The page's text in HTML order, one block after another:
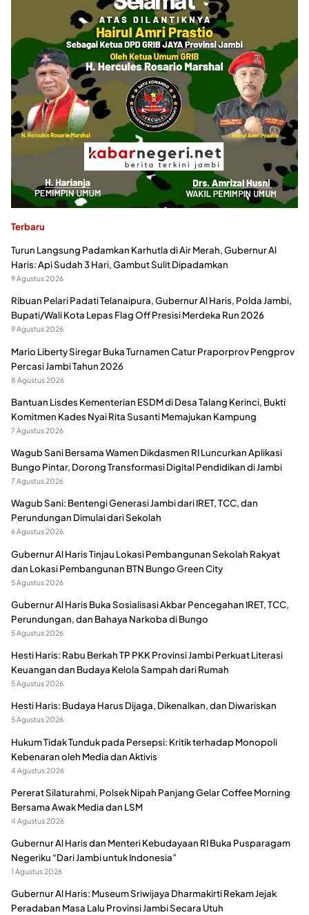
Terbaru
Turun Langsung Padamkan Karhutla di Air Merah, Gubernur Al
Haris: Api Sudah 3 Hari, Gambut Sulit Dipadamkan
9 Agustus 2026
Ribuan Pelari Padati Telanaipura, Gubernur Al Haris, Polda Jambi,
Bupati/Wali Kota Lepas Flag Off Presisi Merdeka Run 2026
9 Agustus 2026
Mario Liberty Siregar Buka Turnamen Catur Praporprov Pengprov
Percasi Jambi Tahun 2026
8 Agustus 2026
Bantuan Lisdes Kementerian ESDM di Desa Talang Kerinci, Bukti
Komitmen Kades Nyai Rita Susanti Memajukan Kampung
7 Agustus 2026
Wagub Sani Bersama Wamen Dikdasmen RI Luncurkan Aplikasi
Bungo Pintar, Dorong Transformasi Digital Pendidikan di Jambi
7 Agustus 2026
Wagub Sani: Bentengi Generasi Jambi dari IRET, TCC, dan
Perundungan Dimulai dari Sekolah
6 Agustus 2026
Gubernur Al Haris Tinjau Lokasi Pembangunan Sekolah Rakyat
dan Lokasi Pembangunan BTN Bungo Green City
5 Agustus 2026
Gubernur Al Haris Buka Sosialisasi Akbar Pencegahan IRET, TCC,
Perundungan, dan Bahaya Narkoba di Bungo
5 Agustus 2026
Hesti Haris: Rabu Berkah TP PKK Provinsi Jambi Perkuat Literasi
Keuangan dan Budaya Kelola Sampah dari Rumah
5 Agustus 2026
Hesti Haris: Budaya Harus Dijaga, Dikenalkan, dan Diwariskan
5 Agustus 2026
Hukum Tidak Tunduk pada Persepsi: Kritik terhadap Monopoli
Kebenaran oleh Media dan Aktivis
4 Agustus 2026
Pererat Silaturahmi, Polsek Nipah Panjang Gelar Coffee Morning
Bersama Awak Media dan LSM
4 Agustus 2026
Gubernur Al Haris dan Menteri Kebudayaan RI Buka Pusparagam
Negeriku “Dari Jambi untuk Indonesia”
1 Agustus 2026
Gubernur Al Haris: Museum Sriwijaya Dharmakirti Rekam Jejak
Peradaban Masa Lalu Provinsi Jambi Secara Utuh